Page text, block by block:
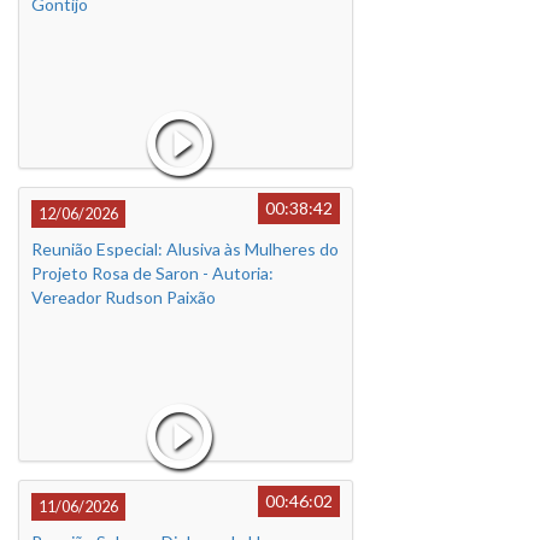
Gontijo
12/06/2026
00:38:42
Reunião Especial: Alusiva às Mulheres do
Projeto Rosa de Saron - Autoria:
Vereador Rudson Paixão
11/06/2026
00:46:02